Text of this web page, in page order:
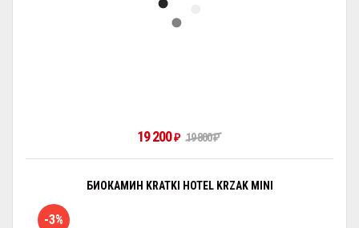
19 200₽ 19 800₽
БИОКАМИН KRATKI HOTEL KRZAK MINI
-3%